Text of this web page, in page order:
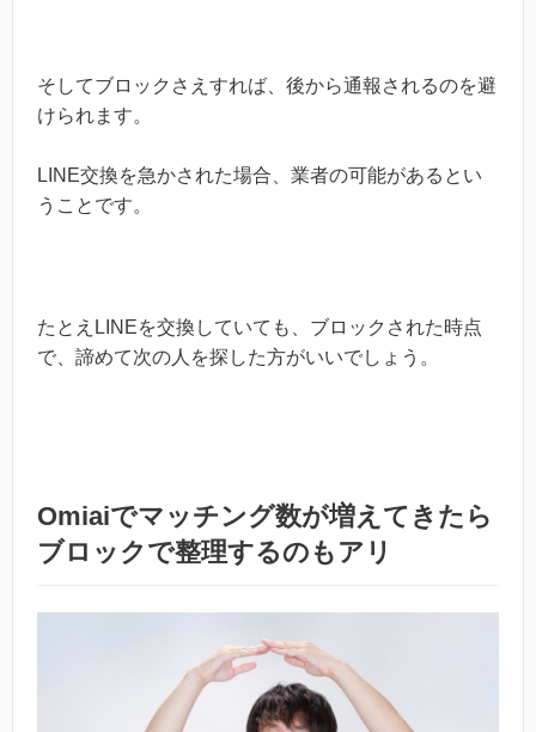
そしてブロックさえすれば、後から通報されるのを避
けられます。
LINE交換を急かされた場合、業者の可能があるとい
うことです。
たとえLINEを交換していても、ブロックされた時点
で、諦めて次の人を探した方がいいでしょう。
Omiaiでマッチング数が増えてきたら
ブロックで整理するのもアリ